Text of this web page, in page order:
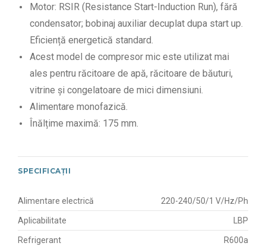
Motor: RSIR (Resistance Start-Induction Run), fără
condensator; bobinaj auxiliar decuplat dupa start up.
Eficiență energetică standard.
Acest model de compresor mic este utilizat mai
ales pentru răcitoare de apă, răcitoare de băuturi,
vitrine și congelatoare de mici dimensiuni.
Alimentare monofazică.
Înălțime maximă: 175 mm.
SPECIFICAȚII
Alimentare electrică 220-240/50/1 V/Hz/Ph
Aplicabilitate LBP
Refrigerant R600a